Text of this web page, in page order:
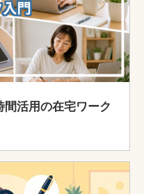
活用の在宅ワーク